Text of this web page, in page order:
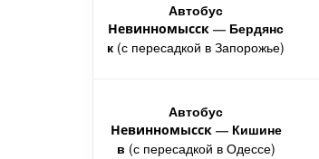
Автобус
Невинномысск — Бердянс
к (с пересадкой в Запорожье)
Автобус
Невинномысск — Кишине
в (с пересадкой в Одессе)